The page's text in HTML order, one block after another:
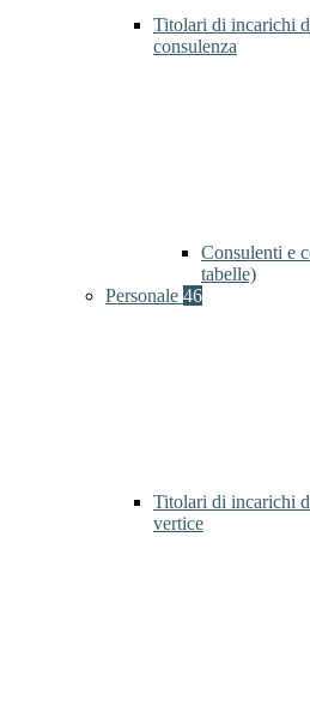
Titolari di incarichi
consulenza
Consulenti e
tabelle)
Personale 46
Titolari di incarichi
vertice